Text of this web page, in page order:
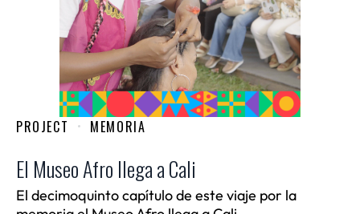
PROJECT MEMORIA
El Museo Afro llega a Cali
El decimoquinto capítulo de este viaje por la